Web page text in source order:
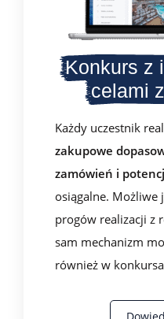
Konkurs z
celami
Każdy uczestnik
zakupowe
zamówień i
osiągalne. Możliwe
progów realizacji z
sam mechanizm
również w